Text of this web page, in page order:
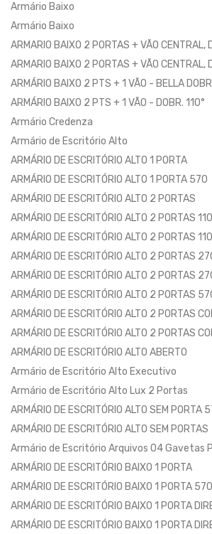
Armário Baixo
Armário Baixo
ARMARIO BAIXO 2 PORTAS + VÃO CENTRAL,
ARMARIO BAIXO 2 PORTAS + VÃO CENTRAL,
ARMÁRIO BAIXO 2 PTS + 1 VÃO - BELLA
ARMÁRIO BAIXO 2 PTS + 1 VÃO - DOBR. 110°
Armário Credenza
Armário de Escritório Alto
ARMÁRIO DE ESCRITÓRIO ALTO 1 PORTA
ARMÁRIO DE ESCRITÓRIO ALTO 1 PORTA 570
ARMÁRIO DE ESCRITÓRIO ALTO 2 PORTAS
ARMÁRIO DE ESCRITÓRIO ALTO 2 PORTAS
ARMÁRIO DE ESCRITÓRIO ALTO 2 PORTAS
ARMÁRIO DE ESCRITÓRIO ALTO 2 PORTAS
ARMÁRIO DE ESCRITÓRIO ALTO 2 PORTAS
ARMÁRIO DE ESCRITÓRIO ALTO 2 PORTAS
ARMÁRIO DE ESCRITÓRIO ALTO 2 PORTAS
ARMÁRIO DE ESCRITÓRIO ALTO 2 PORTAS
ARMÁRIO DE ESCRITÓRIO ALTO ABERTO
Armário de Escritório Alto Executivo
Armário de Escritório Alto Lux 2 Portas
ARMÁRIO DE ESCRITÓRIO ALTO SEM PORTA
ARMÁRIO DE ESCRITÓRIO ALTO SEM PORTAS
Armário de Escritório Arquivos 04 Gavetas
ARMÁRIO DE ESCRITÓRIO BAIXO 1 PORTA
ARMÁRIO DE ESCRITÓRIO BAIXO 1 PORTA 570
ARMÁRIO DE ESCRITÓRIO BAIXO 1 PORTA
ARMÁRIO DE ESCRITÓRIO BAIXO 1 PORTA